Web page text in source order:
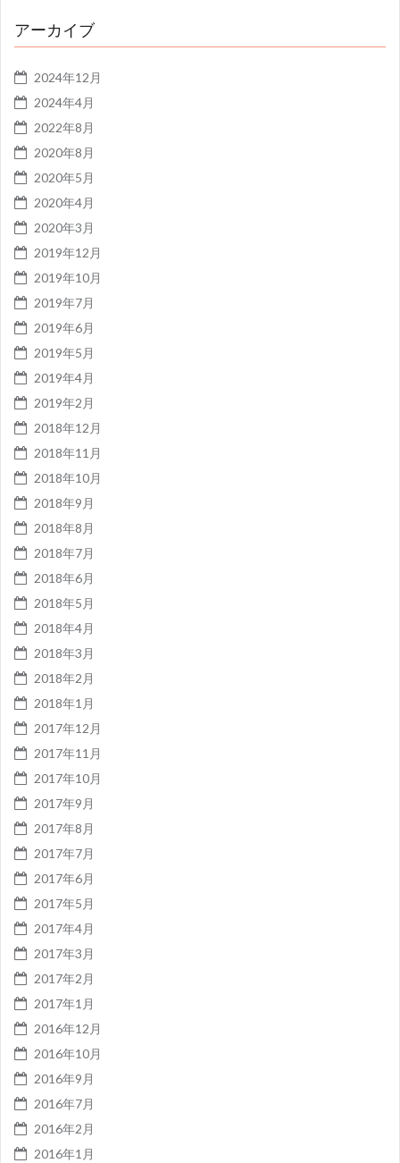
アーカイブ
2024年12月
2024年4月
2022年8月
2020年8月
2020年5月
2020年4月
2020年3月
2019年12月
2019年10月
2019年7月
2019年6月
2019年5月
2019年4月
2019年2月
2018年12月
2018年11月
2018年10月
2018年9月
2018年8月
2018年7月
2018年6月
2018年5月
2018年4月
2018年3月
2018年2月
2018年1月
2017年12月
2017年11月
2017年10月
2017年9月
2017年8月
2017年7月
2017年6月
2017年5月
2017年4月
2017年3月
2017年2月
2017年1月
2016年12月
2016年10月
2016年9月
2016年7月
2016年2月
2016年1月